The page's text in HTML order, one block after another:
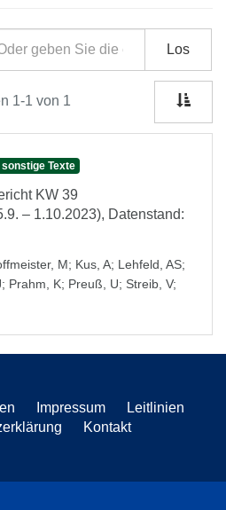
Los
1-1 von 1
Texte
KW 39
– 1.10.2023), Datenstand:
M; Kus, A; Lehfeld, AS;
; Prahm, K; Preuß, U; Streib, V;
Impressum
Leitlinien
Kontakt